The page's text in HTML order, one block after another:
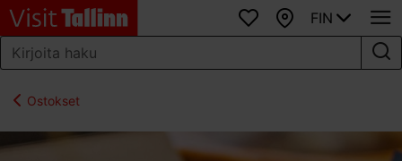
SuosikitKartta
FIN
Ostokset